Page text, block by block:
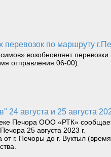
перевозок по маршруту
возобновляет
отправления 06-00).
24 августа и 25 августа
Печора ООО «РТК»
25 августа 2023 г.
г. Печоры до г. Вуктыл